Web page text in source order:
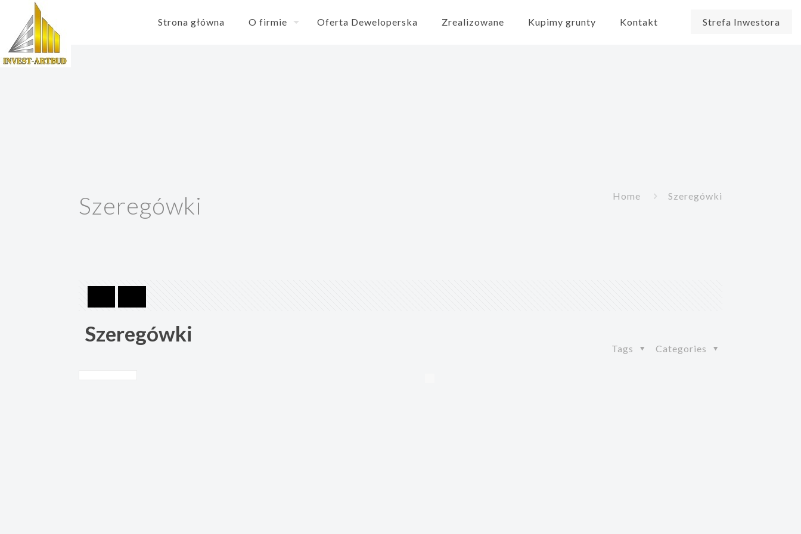
Strona główna O firmie Oferta Deweloperska Zrealizowane Kupimy grunty Kontakt Strefa Inwestora
Szeregówki Home Szeregówki
Szeregówki
Categories
Tags